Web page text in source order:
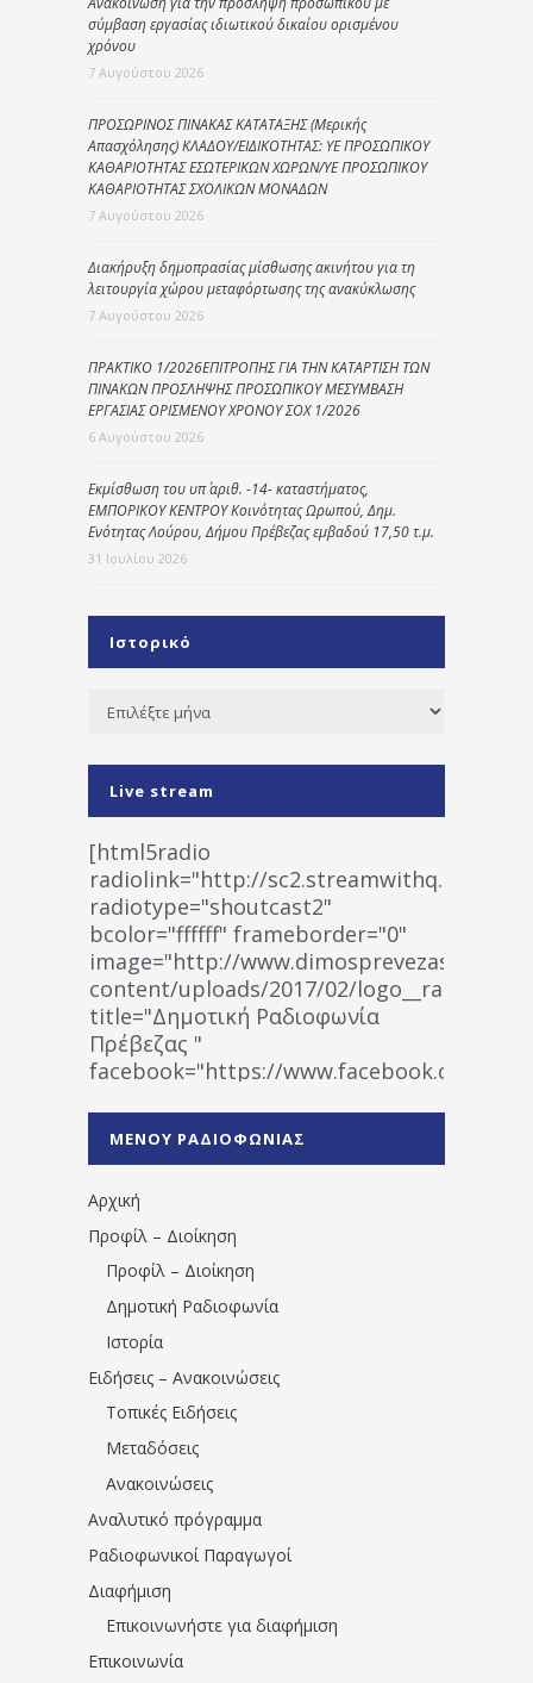
σύμβαση εργασίας ιδιωτικού δικαίου ορισμένου
χρόνου
7 Αυγούστου 2026
ΠΡΟΣΩΡΙΝΟΣ ΠΙΝΑΚΑΣ ΚΑΤΑΤΑΞΗΣ (Μερικής
Απασχόλησης) ΚΛΑΔΟΥ/ΕΙΔΙΚΟΤΗΤΑΣ: ΥΕ ΠΡΟΣΩΠΙΚΟΥ
ΚΑΘΑΡΙΟΤΗΤΑΣ ΕΣΩΤΕΡΙΚΩΝ ΧΩΡΩΝ/ΥΕ ΠΡΟΣΩΠΙΚΟΥ
ΚΑΘΑΡΙΟΤΗΤΑΣ ΣΧΟΛΙΚΩΝ ΜΟΝΑΔΩΝ
7 Αυγούστου 2026
Διακήρυξη δημοπρασίας μίσθωσης ακινήτου για τη
λειτουργία χώρου μεταφόρτωσης της ανακύκλωσης
7 Αυγούστου 2026
ΠΡΑΚΤΙΚΟ 1/2026ΕΠΙΤΡΟΠΗΣ ΓΙΑ ΤΗΝ ΚΑΤΑΡΤΙΣΗ ΤΩΝ
ΠΙΝΑΚΩΝ ΠΡΟΣΛΗΨΗΣ ΠΡΟΣΩΠΙΚΟΥ ΜΕΣΥΜΒΑΣΗ
ΕΡΓΑΣΙΑΣ ΟΡΙΣΜΕΝΟΥ ΧΡΟΝΟΥ ΣΟΧ 1/2026
6 Αυγούστου 2026
Εκμίσθωση του υπ΄ αριθ. -14- καταστήματος,
ΕΜΠΟΡΙΚΟΥ ΚΕΝΤΡΟΥ Κοινότητας Ωρωπού, Δημ.
Ενότητας Λούρου, Δήμου Πρέβεζας εμβαδού 17,50 τ.μ.
31 Ιουλίου 2026
Ιστορικό
Ιστορικό
Live stream
[html5radio
radiolink="http://
radiotype="shoutcast2"
bcolor="ffffff" frameborder="0"
image="http://www.dimosprevezas.gr/wp-
content/uploads/2017/02/
title="Δημοτική Ραδιοφωνία
Πρέβεζας "
facebook="https://www.facebook.com/
1531194763766854/" artist="" ]
ΜΕΝΟΥ ΡΑΔΙΟΦΩΝΙΑΣ
Αρχική
Προφίλ – Διοίκηση
Προφίλ – Διοίκηση
Δημοτική Ραδιοφωνία
Ιστορία
Ειδήσεις – Ανακοινώσεις
Τοπικές Ειδήσεις
Μεταδόσεις
Ανακοινώσεις
Αναλυτικό πρόγραμμα
Ραδιοφωνικοί Παραγωγοί
Διαφήμιση
Επικοινωνήστε για διαφήμιση
Επικοινωνία